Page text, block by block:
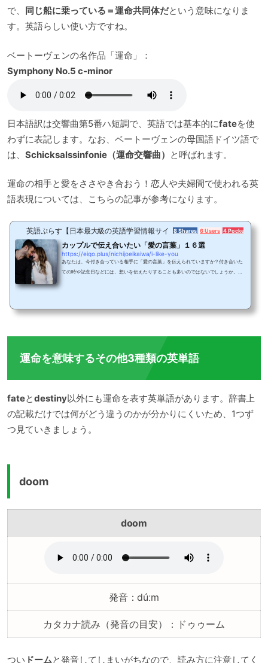
で、 同じ船に乗っている＝運命共同体だという意味になりま
す。英語らしい使い方ですね。
ベートーヴェンの名作品「運命」：
Symphony No.5 c-minor
日本語訳は交響曲第5番ハ短調で、英語では基本的にfateを使
わずに表記します。なお、ベートーヴェンの母国語ドイツ語で
は、 Schicksalssinfonie（運命交響曲） と呼ばれます。
運命の相手と愛をささやき合おう！恋人や夫婦間で使われる英
語表現については、こちらの記事が参考になります。
英語ぷらす【日本最大級の英語学習情報サイト】8 Shares 6 Users 4 Pockets
カップルで伝え合いたい「愛の言葉」１６選
https://eigo.plus/nichijoeikaiwa/i-like-you
あなたは、今付き合っている相手に「愛の言葉」を伝えられていますか？付き合いた
ての時や記念日などには、想いを伝えたりすることも多いのではないでしょうか。
運命を意味するその他3種類の英単語
fateとdestiny以外にも運命を表す英単語があります。辞書上
の記載だけでは何がどう違うのかが分かりにくいため、1つず
つ見ていきましょう。
doom
doom
発音：dúːm
カタカナ読み（発音の目安）：ドゥゥーム
つい ドームと発音してしまいがちなので、読み方に注意してく